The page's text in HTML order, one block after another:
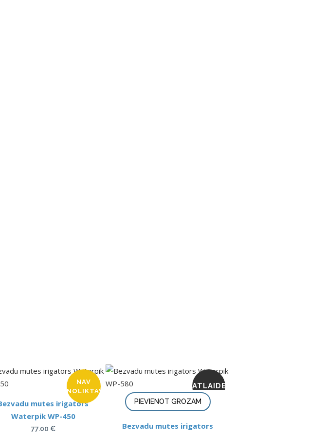
NAV
NOLIKTAVĀ
mutes irigators
Waterpik WP-450
77.00 €
ATLAIDE
PIEVIENOT GROZAM
Bezvadu mutes irigators